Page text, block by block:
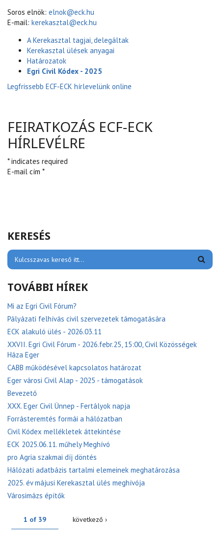
Soros elnök: elnok@eck.hu
E-mail: kerekasztal@eck.hu
A Kerekasztal tagjai, delegáltak
Kerekasztal ülések anyagai
Határozatok
Egri Civil Kódex - 2025
Legfrissebb ECF-ECK hírlevelünk online
FEIRATKOZÁS ECF-ECK
HÍRLEVÉLRE
* indicates required
E-mail cím *
KERESÉS
TOVÁBBI HÍREK
Mi az Egri Civil Fórum?
Pályázati felhívás civil szervezetek támogatására
ECK alakuló ülés - 2026.03.11
XXVII. Egri Civil Fórum - 2026.febr.25, 15:00, Civil Közösségek
Háza Eger
CABB működésével kapcsolatos határozat
Eger városi Civil Alap - 2025 - támogatások
Bevezető
XXX. Eger Civil Ünnep - Fertályok napja
Forrásteremtés formái a hálózatban
Civil Kódex mellékletek áttekintése
ECK 2025.06.11. műhely Meghívó
pro Agria szakmai díj döntés
Hálózati adatbázis tartalmi elemeinek meghatározása
2025. év májusi Kerekasztal ülés meghívója
Városimázs építők
1 of 39 következő ›